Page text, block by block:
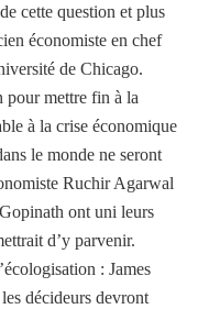
cette question et plus
économiste en chef
de Chicago.
mettre fin à la
à la crise économique
le monde ne seront
Ruchir Agarwal
ont uni leurs
d’y parvenir.
: James
décideurs devront